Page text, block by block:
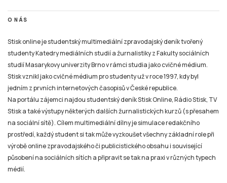
Stisk online je studentský multimediální zpravodajský deník tvořený
studií Masarykovy univerzity Brno v rámci studia jako cvičné médium.
Stisk vznikl jako cvičné médium pro studenty už v roce 1997, kdy byl
jedním z prvních internetových časopisů v České republice.
Na portálu zájemci najdou studentský deník Stisk Online, Rádio Stisk, TV
Stisk a také výstupy některých dalších žurnalistických kurzů (s přesahem
na sociální sítě). Cílem multimediální dílny je simulace redakčního
prostředí, každý student si tak může vyzkoušet všechny základní role při
výrobě online zpravodajského či publicistického obsahu i související
působení na sociálních sítích a připravit se tak na praxi v různých typech
médií.
TIRÁŽ